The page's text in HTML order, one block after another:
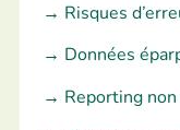
→ Risques
→ Données
→ Reporting